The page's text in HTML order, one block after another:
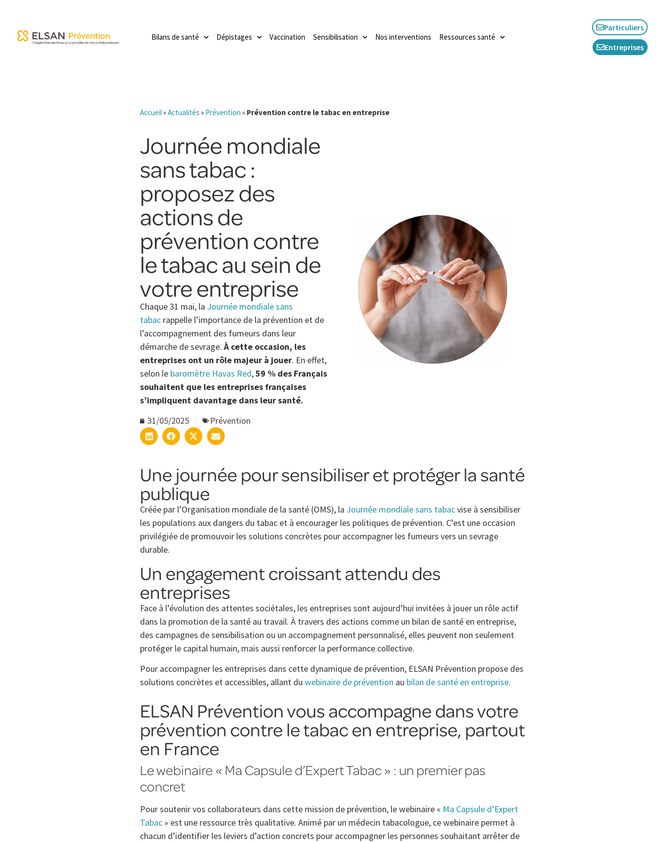
Bilans de santé Dépistages Vaccination Sensibilisation Nos interventions Ressources santé
Particuliers
Entreprises
Accueil»Actualités » Prévention » Prévention contre le tabac en entreprise
Journée mondiale
sans tabac :
proposez des
actions de
prévention contre
le tabac au sein de
votre entreprise
Chaque 31 mai, la Journée mondiale sans
tabac rappelle l’importance de la prévention et de
l’accompagnement des fumeurs dans leur
démarche de sevrage. À cette occasion, les
entreprises ont un rôle majeur à jouer. En effet,
selon le baromètre Havas Red,59 % des Français
souhaitent que les entreprises françaises
s’impliquent davantage dans leur santé.
31/05/2025
Prévention
Une journée pour sensibiliser et protéger la santé
publique
Créée par l’Organisation mondiale de la santé (OMS), la Journée mondiale sans tabacvise à sensibiliser
les populations aux dangers du tabac et à encourager les politiques de prévention. C’est une occasion
privilégiée de promouvoir les solutions concrètes pour accompagner les fumeurs vers un sevrage
durable.
Un engagement croissant attendu des
entreprises
Face à l’évolution des attentes sociétales, les entreprises sont aujourd’hui invitées à jouer un rôle actif
dans la promotion de la santé au travail. À travers des actions comme un bilan de santé en entreprise,
des campagnes de sensibilisation ou un accompagnement personnalisé, elles peuvent non seulement
protéger le capital humain, mais aussi renforcer la performance collective.
Pour accompagner les entreprises dans cette dynamique de prévention, ELSAN Prévention propose des
solutions concrètes et accessibles, allant du webinaire de prévention au bilan de santé en entreprise.
ELSAN Prévention vous accompagne dans votre
prévention contre le tabac en entreprise, partout
en France
Le webinaire « Ma Capsule d’Expert Tabac » : un premier pas
concret
Pour soutenir vos collaborateurs dans cette mission de prévention, le webinaire « Ma Capsule d’Expert
Tabac » est une ressource très qualitative. Animé par un médecin tabacologue, ce webinaire permet à
chacun d’identifier les leviers d’action concrets pour accompagner les personnes souhaitant arrêter de